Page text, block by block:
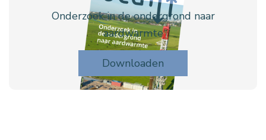
Onderzoek in de ondergrond naar
aardwarmte
Downloaden